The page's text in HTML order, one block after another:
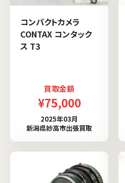
コンパクトカメラ
CONTAX コンタック
ス T3
買取金額
¥75,000
2025年03月
新潟県妙高市出張買取